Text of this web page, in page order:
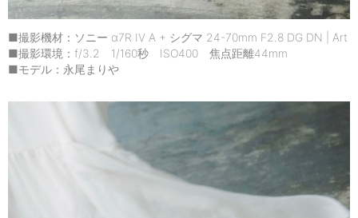
■撮影機材：ソニー α7R IV A + シグマ 24-70mm F2.8 DG DN | Art
■撮影環境：f/3.2 1/160秒 ISO400 焦点距離44mm
■モデル：永尾まりや